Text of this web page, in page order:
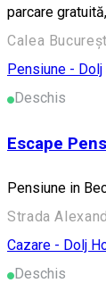
parcare
Calea
Pensiune - Dolj
Deschis
Escape
Pensiune in
Strada
Cazare - Dolj
Deschis